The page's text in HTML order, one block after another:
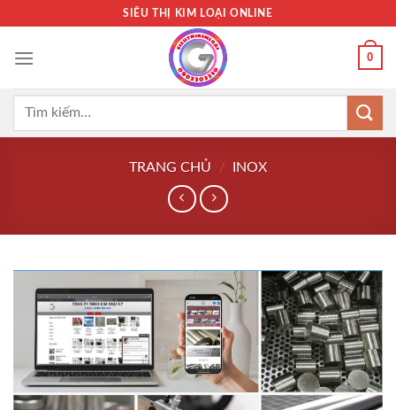
nội
SIÊU THỊ KIM LOẠI ONLINE
0
Tìm
TRANG CHỦ / INOX